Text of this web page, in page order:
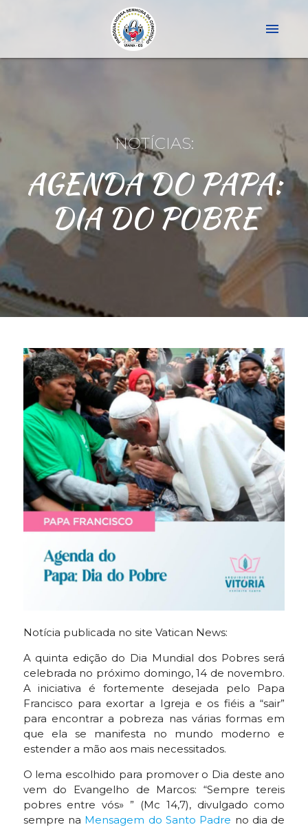
menu
NOTÍCIAS:
AGENDA DO PAPA:
DIA DO POBRE
Notícia publicada no site Vatican News:
A quinta edição do Dia Mundial dos Pobres será
celebrada no próximo domingo, 14 de novembro.
A iniciativa é fortemente desejada pelo Papa
Francisco para exortar a Igreja e os fiéis a “sair”
para encontrar a pobreza nas várias formas em
que ela se manifesta no mundo moderno e
estender a mão aos mais necessitados.
O lema escolhido para promover o Dia deste ano
vem do Evangelho de Marcos: “Sempre tereis
pobres entre vós» ” (Mc 14,7), divulgado como
sempre na Mensagem do Santo Padre no dia de